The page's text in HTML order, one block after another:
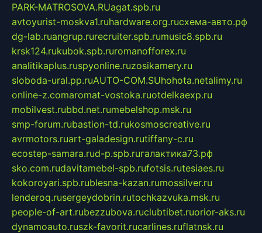
PARK-MATROSOVA.RUagat.spb.ru
avtoyurist-moskva1.ruhardware.org.ruсхема-авто.рф
dg-lab.ruangrup.rurecruiter.spb.rumusic8.spb.ru
krsk124.rukubok.spb.ruromanofforex.ru
analitikaplus.ruspyonline.ruzosikamery.ru
sloboda-ural.pp.ruAUTO-COM.SUhohota.netalimy.ru
online-z.comaromat-vostoka.ruotdelkaexp.ru
mobilvest.rubbd.net.rumebelshop.msk.ru
smp-forum.rubastion-td.rukosmoscreative.ru
avrmotors.ruart-galadesign.rutiffany-c.ru
ecostep-samara.rud-p.spb.ruгалактика73.рф
sko.com.rudavitamebel-spb.rufotsis.rutesiaes.ru
kokoroyari.spb.rublesna-kazan.rumossilver.ru
lenderoq.rusergeydobrin.rutochkazvuka.msk.ru
people-of-art.rubezzubova.ruclubtibet.ruorior-aks.ru
dynamoauto.ruszk-favorit.rucarlines.ruflatnsk.ru